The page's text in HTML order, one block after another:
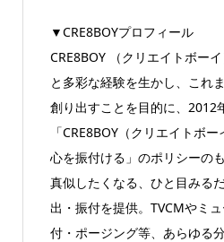
▼CRE8BOYプロフィール
CRE8BOY （クリエイトボー
と多彩な経験を生かし、これ
創り出すことを目的に、2012
「CRE8BOY（クリエイトボ
心を振付ける」のポリシーの
真似したくなる、ひと目みる
出・振付を提供。TVCMやミ
付・ポージング等、あらゆる